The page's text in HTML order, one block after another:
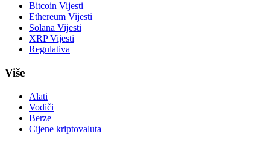
Bitcoin Vijesti
Ethereum Vijesti
Solana Vijesti
XRP Vijesti
Regulativa
Više
Alati
Vodiči
Berze
Cijene kriptovaluta